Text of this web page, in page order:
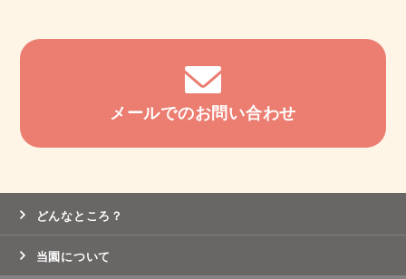
メールでのお問い合わせ
どんなところ？
当園について